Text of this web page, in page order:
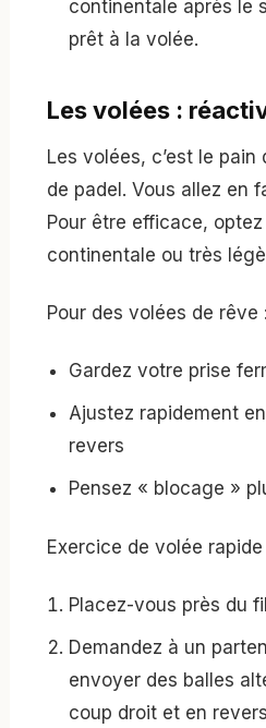
continentale après le
prêt à la volée.
Les volées :
Les volées, c’est le
de padel. Vous allez en
Pour être efficace,
continentale ou très
Pour des volées de rêve :
Gardez votre prise
Ajustez rapidement
revers
Pensez « blocage »
Exercice de volée rapide
Placez-vous près du
Demandez à un
envoyer des balles
coup droit et en